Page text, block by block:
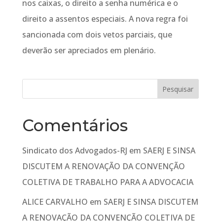
nos caixas, o direito a senha numérica e o
direito a assentos especiais. A nova regra foi
sancionada com dois vetos parciais, que
deverão ser apreciados em plenário.
Comentários
Sindicato dos Advogados-RJ em SAERJ E SINSA
DISCUTEM A RENOVAÇÃO DA CONVENÇÃO
COLETIVA DE TRABALHO PARA A ADVOCACIA
ALICE CARVALHO em SAERJ E SINSA DISCUTEM
A RENOVAÇÃO DA CONVENÇÃO COLETIVA DE